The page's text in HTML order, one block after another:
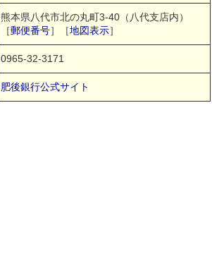
熊本県八代市北の丸町3-40（八代支店内）
［郵便番号］［地図表示］
0965-32-3171
肥後銀行公式サイト